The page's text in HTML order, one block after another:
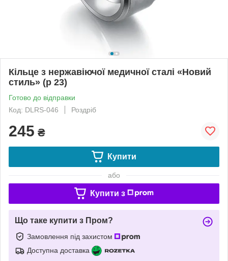
Кільце з нержавіючої медичної сталі «Новий
стиль» (р 23)
Готово до відправки
Код: DLRS-046
Роздріб
245 ₴
Купити
або
Купити з
Що таке купити з Пром?
Замовлення під захистом
Доступна доставка